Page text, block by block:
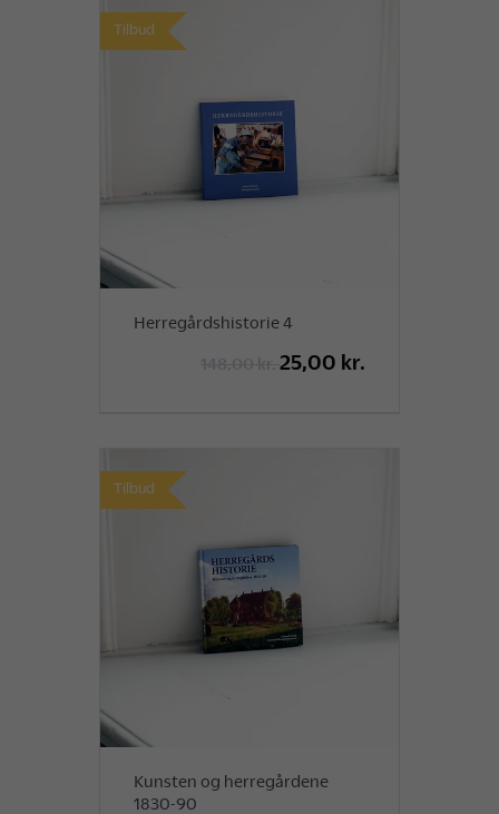
Tilbud
Herregårdshistorie 4
25,00 kr.
Tilbud
Kunsten og herregårdene
1830-90